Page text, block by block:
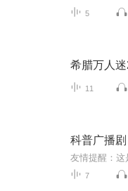
5
希腊万人
11
科普广播剧
7